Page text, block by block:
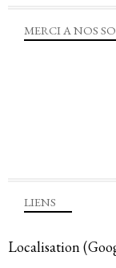
LIENS
Localisation
MERCI A NOS